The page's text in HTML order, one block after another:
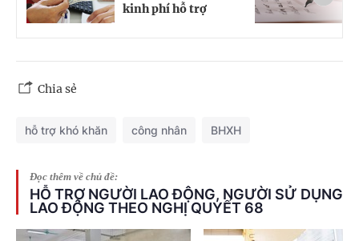
kinh phí hỗ trợ
Chia sẻ
hỗ trợ khó khăn công nhân BHXH
Đọc thêm về chủ đề:
HỖ TRỢ NGƯỜI LAO ĐỘNG, NGƯỜI SỬ DỤNG
LAO ĐỘNG THEO NGHỊ QUYẾT 68